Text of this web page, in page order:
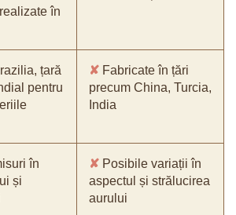
în
țară
pentru
✘ Fabricate în țări
precum China, Turcia,
India
în
și
✘ Posibile variații în
aspectul și strălucirea
aurului